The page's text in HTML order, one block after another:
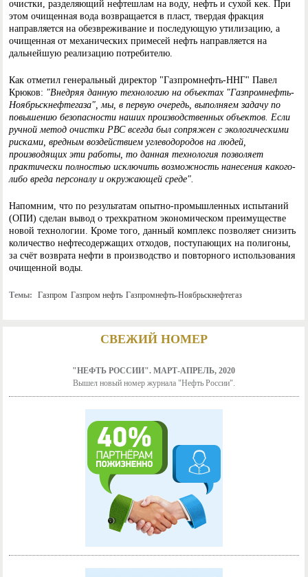
очистки, разделяющий нефтешлам на воду, нефть и сухой кек. При
этом очищенная вода возвращается в пласт, твердая фракция
направляется на обезвреживание и последующую утилизацию, а
очищенная от механических примесей нефть направляется на
дальнейшую реализацию потребителю.
Как отметил генеральный директор "Газпромнефть-ННГ" Павел
Крюков: "Внедряя данную технологию на объектах "Газпромнефть-
Ноябрьскнефтегаза", мы, в первую очередь, выполняем задачу по
повышению безопасности наших производственных объектов. Если
ручной метод очистки РВС всегда был сопряжен с экологическими
рисками, вредным воздействием углеводородов на людей,
производящих эти работы, то данная технология позволяет
практически полностью исключить возможность нанесения какого-
либо вреда персоналу и окружающей среде".
Напомним, что по результатам опытно-промышленных испытаний
(ОПИ) сделан вывод о трехкратном экономическом преимуществе
новой технологии. Кроме того, данный комплекс позволяет снизить
количество нефтесодержащих отходов, поступающих на полигоны,
за счёт возврата нефти в производство и повторного использования
очищенной воды.
Темы: Газпром Газпром нефть Газпромнефть-Ноябрьскнефтегаз
СВЕЖИЙ НОМЕР
"НЕФТЬ РОССИИ". МАРТ-АПРЕЛЬ, 2020
Вышел новый номер журнала "Нефть России".